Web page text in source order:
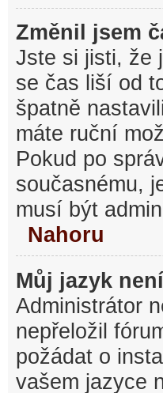
Změnil jsem
Jste si jisti, že
se čas liší od
špatně
máte ruční
Pokud po
současnému,
musí být
Nahoru
Můj jazyk
Administrátor
nepřeložil
požádat o
vašem jazyce